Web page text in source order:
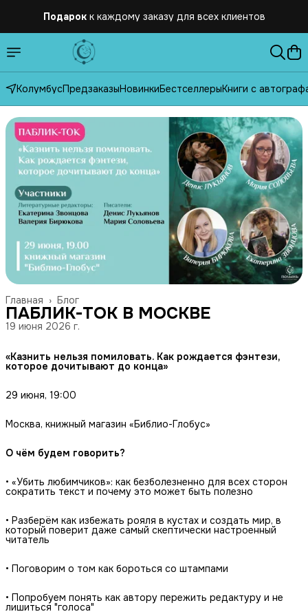
Подарок к каждому заказу для всех клиентов
Бесплатная доставка по России от 2500 рублей
КолумбусПредзаказыНовинкиБестселлерыКниги с
Блог
Главная ›
ПАБЛИК-ТОК В МОСКВЕ
19 июня 2026 г.
«Казнить нельзя помиловать. Как рождается фэнтези,
которое дочитывают до конца»
29 июня, 19:00
Москва, книжный магазин «Библио-Глобус»
О чём будем говорить?
• «Убить любимчиков»: как безболезненно для всех сторон
сократить текст и почему это может быть полезно
• Разберём как избежать рояля в кустах и создать мир, в
который поверит даже самый скептически настроенный
читатель
• Поговорим о том как бороться со штампами
• Попробуем понять как автору пережить редактуру и не
лишиться "голоса"